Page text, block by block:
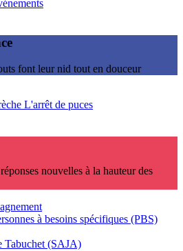
font leur nid tout en douceur
L'arrêt de puces
nouvelles à la hauteur des
à besoins spécifiques (PBS)
Tabuchet (SAJA)